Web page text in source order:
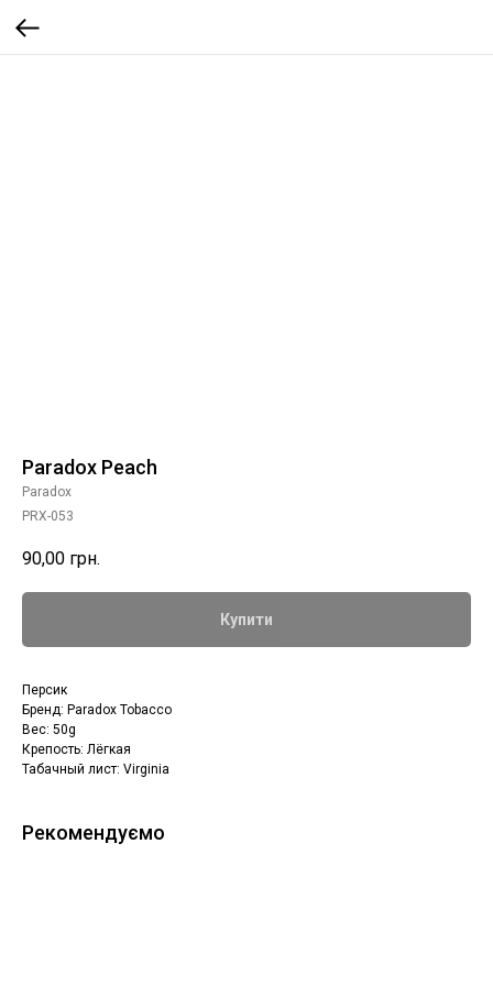
Paradox Peach
Paradox
PRX-053
90,00 грн.
Купити
Персик
Бренд: Paradox Tobacco
Вес: 50g
Крепость: Лёгкая
Табачный лист: Virginia
Рекомендуємо